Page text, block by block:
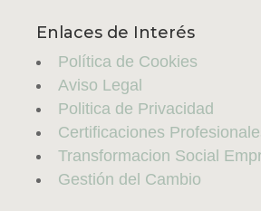
Enlaces de Interés
Política de Cookies
Aviso Legal
Politica de Privacidad
Certificaciones
Transformacion Social
Gestión del Cambio